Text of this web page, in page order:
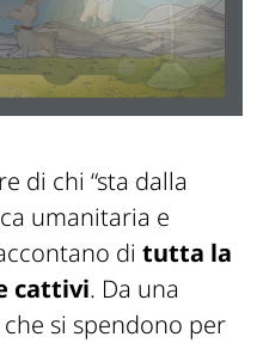
di chi “sta dalla
umanitaria e
di tutta la
cattivi. Da una
si spendono per